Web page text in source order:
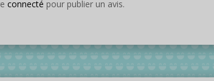
connecté pour publier un avis.